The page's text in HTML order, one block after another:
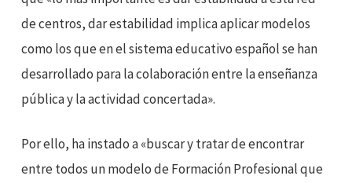
de centros, dar estabilidad implica aplicar modelos
como los que en el sistema educativo español se han
desarrollado para la colaboración entre la enseñanza
pública y la actividad concertada».
Por ello, ha instado a «buscar y tratar de encontrar
entre todos un modelo de Formación Profesional que